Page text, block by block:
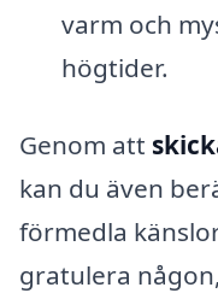
varm och
högtider.
Genom att
kan du även
förmedla
gratulera